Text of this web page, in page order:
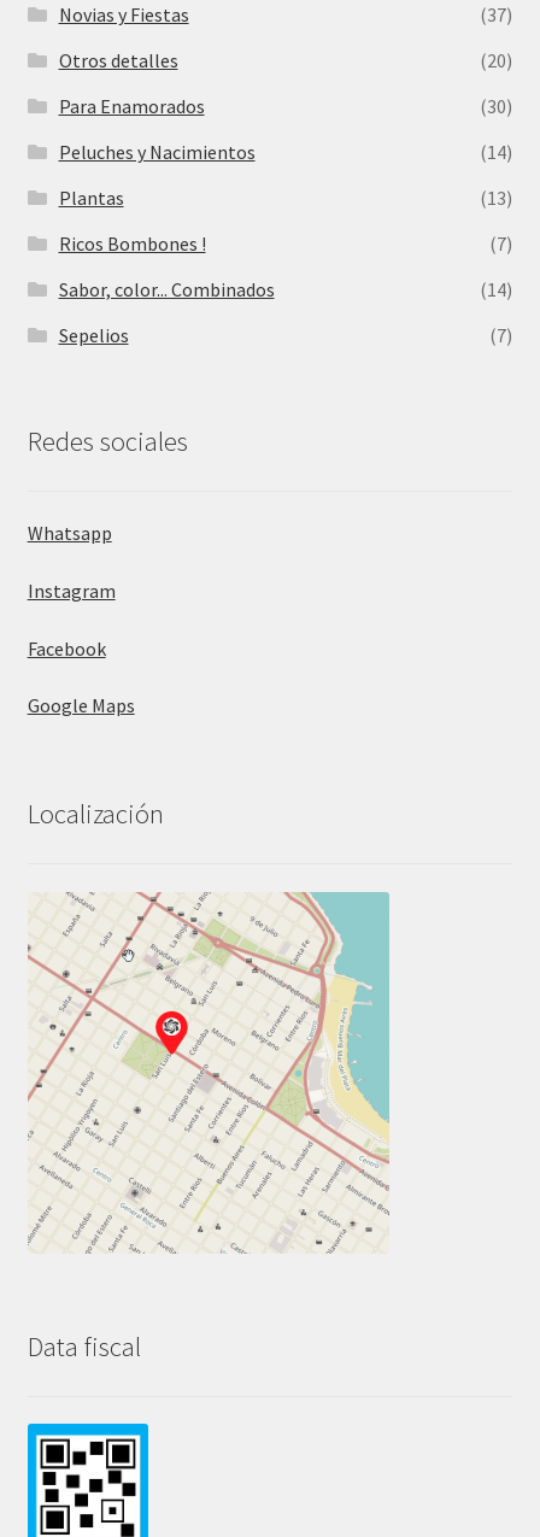
Novias y Fiestas
(37)
Otros detalles
(20)
Para Enamorados
(30)
Peluches y Nacimientos
(14)
Plantas
(13)
Ricos Bombones !
(7)
Sabor, color... Combinados
(14)
Sepelios
(7)
Redes sociales
Whatsapp
Instagram
Facebook
Google Maps
Localización
Data fiscal